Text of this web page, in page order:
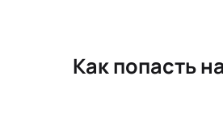
Как попасть